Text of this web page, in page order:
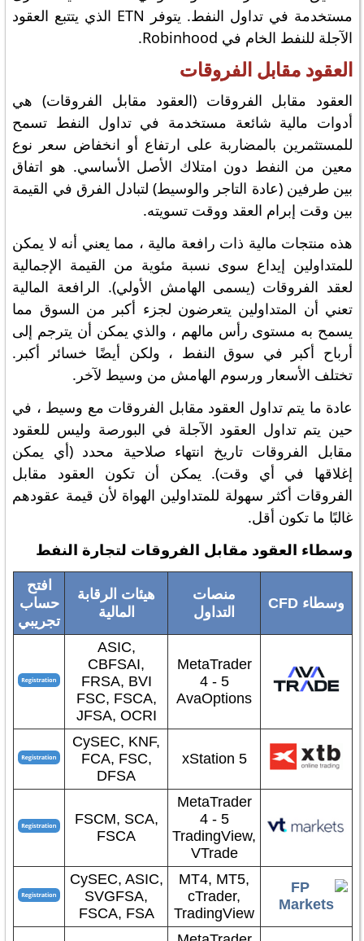
مستخدمة في تداول النفط. يتوفر ETN الذي يتتبع العقود
الآجلة للنفط الخام في Robinhood.
العقود مقابل الفروقات
العقود مقابل الفروقات (العقود مقابل الفروقات) هي
أدوات مالية شائعة مستخدمة في تداول النفط تسمح
للمستثمرين بالمضاربة على ارتفاع أو انخفاض سعر نوع
معين من النفط دون امتلاك الأصل الأساسي. هو اتفاق
بين طرفين (عادة التاجر والوسيط) لتبادل الفرق في القيمة
بين وقت إبرام العقد ووقت تسويته.
هذه منتجات مالية ذات رافعة مالية ، مما يعني أنه لا يمكن
للمتداولين إيداع سوى نسبة مئوية من القيمة الإجمالية
لعقد الفروقات (يسمى الهامش الأولي). الرافعة المالية
تعني أن المتداولين يتعرضون لجزء أكبر من السوق مما
يسمح به مستوى رأس مالهم ، والذي يمكن أن يترجم إلى
أرباح أكبر في سوق النفط ، ولكن أيضًا خسائر أكبر.
تختلف الأسعار ورسوم الهامش من وسيط لآخر.
عادة ما يتم تداول العقود مقابل الفروقات مع وسيط ، في
حين يتم تداول العقود الآجلة في البورصة وليس للعقود
مقابل الفروقات تاريخ انتهاء صلاحية محدد (أي يمكن
إغلاقها في أي وقت). يمكن أن تكون العقود مقابل
الفروقات أكثر سهولة للمتداولين الهواة لأن قيمة عقودهم
غالبًا ما تكون أقل.
وسطاء العقود مقابل الفروقات لتجارة النفط
وسطاء CFD
منصات
التداول
هيئات الرقابة
المالية
افتح
حساب
تجريبي
MetaTrader
4 - 5
AvaOptions
ASIC,
CBFSAI,
FRSA, BVI
FSC, FSCA,
JFSA, OCRI
xStation 5
CySEC, KNF,
FCA, FSC,
DFSA
MetaTrader
4 - 5
TradingView,
VTrade
FSCM, SCA,
FSCA
MT4, MT5,
cTrader,
TradingView
CySEC, ASIC,
SVGFSA,
FSCA, FSA